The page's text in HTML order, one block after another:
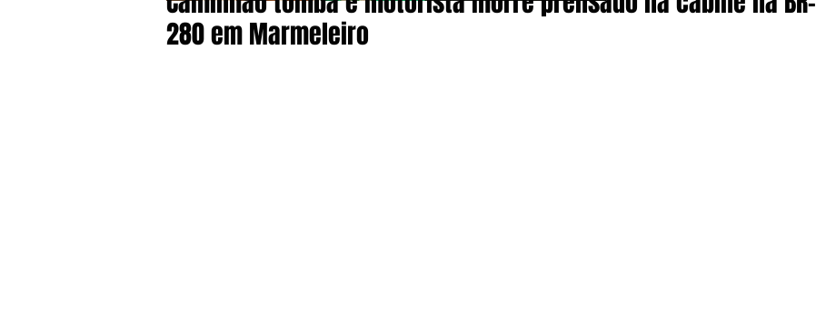
280 em Marmeleiro